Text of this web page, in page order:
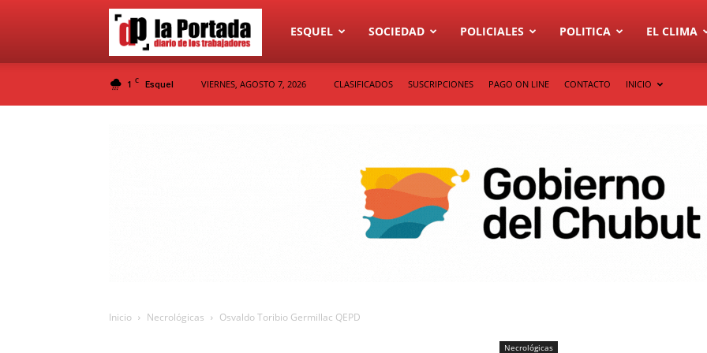
Diario
La
ESQUEL SOCIEDAD POLICIALES POLITICA EL CLIMA
1 C Esquel VIERNES, AGOSTO 7, 2026 CLASIFICADOS SUSCRIPCIONES PAGO ON LINE CONTACTO INICIO
Inicio Necrológicas Osvaldo Toribio Germillac QEPD
Necrológicas